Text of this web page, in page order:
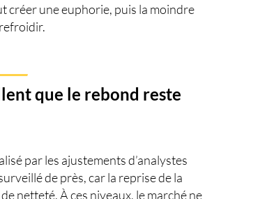
créer une euphorie, puis la moindre
que le rebond reste
par les ajustements d’analystes
de près, car la reprise de la
netteté. À ces niveaux, le marché ne